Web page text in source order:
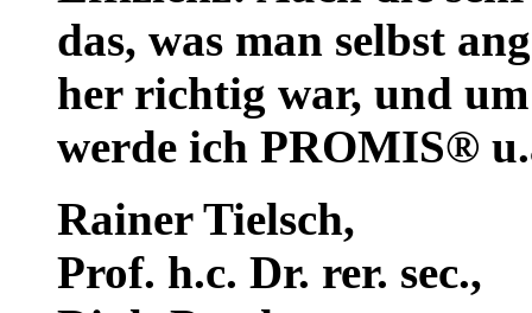
das, was man selbst
her richtig war, und
werde ich PROMIS®
Rainer Tielsch,
Prof. h.c. Dr. rer. sec.,